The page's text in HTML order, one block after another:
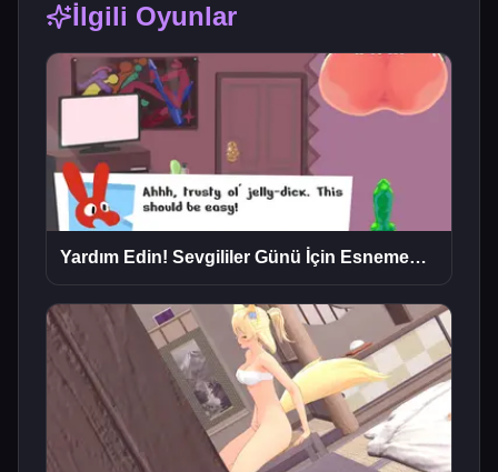
İlgili Oyunlar
Yardım Edin! Sevgililer Günü İçin Esnemem Gerek